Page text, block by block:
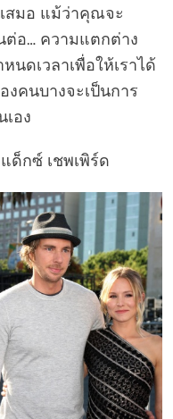
สมอ แม้ว่าคุณจะ
อ… ความแตกต่าง
ดเวลาเพื่อให้เราได้
งคนบางจะเป็นการ
อง
ด็กซ์ เชพเพิร์ด